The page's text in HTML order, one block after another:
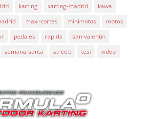
karting karting-madrid
kawa
maxi-cortes minimotos
motos
pedales rapida
san-valentin
semana-santa streett test video